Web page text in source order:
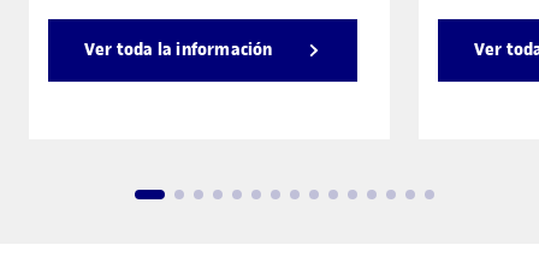
Ver toda la información Ver